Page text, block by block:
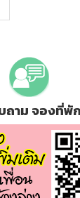
ถาม จองที่พั